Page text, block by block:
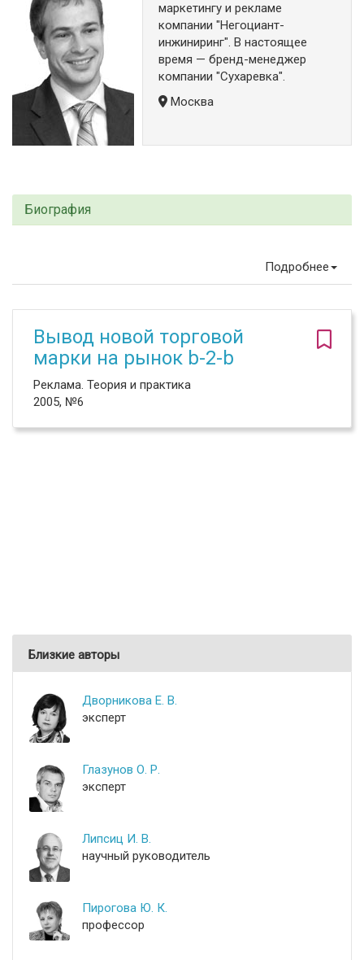
маркетингу и рекламе
компании "Негоциант-
инжиниринг". В настоящее
время — бренд-менеджер
компании "Сухаревка".
Москва
Биография
Подробнее
Вывод новой торговой
марки на рынок b-2-b
Реклама. Теория и практика
2005, №6
Близкие авторы
Дворникова Е. В.
эксперт
Глазунов О. Р.
эксперт
Липсиц И. В.
научный руководитель
Пирогова Ю. К.
профессор